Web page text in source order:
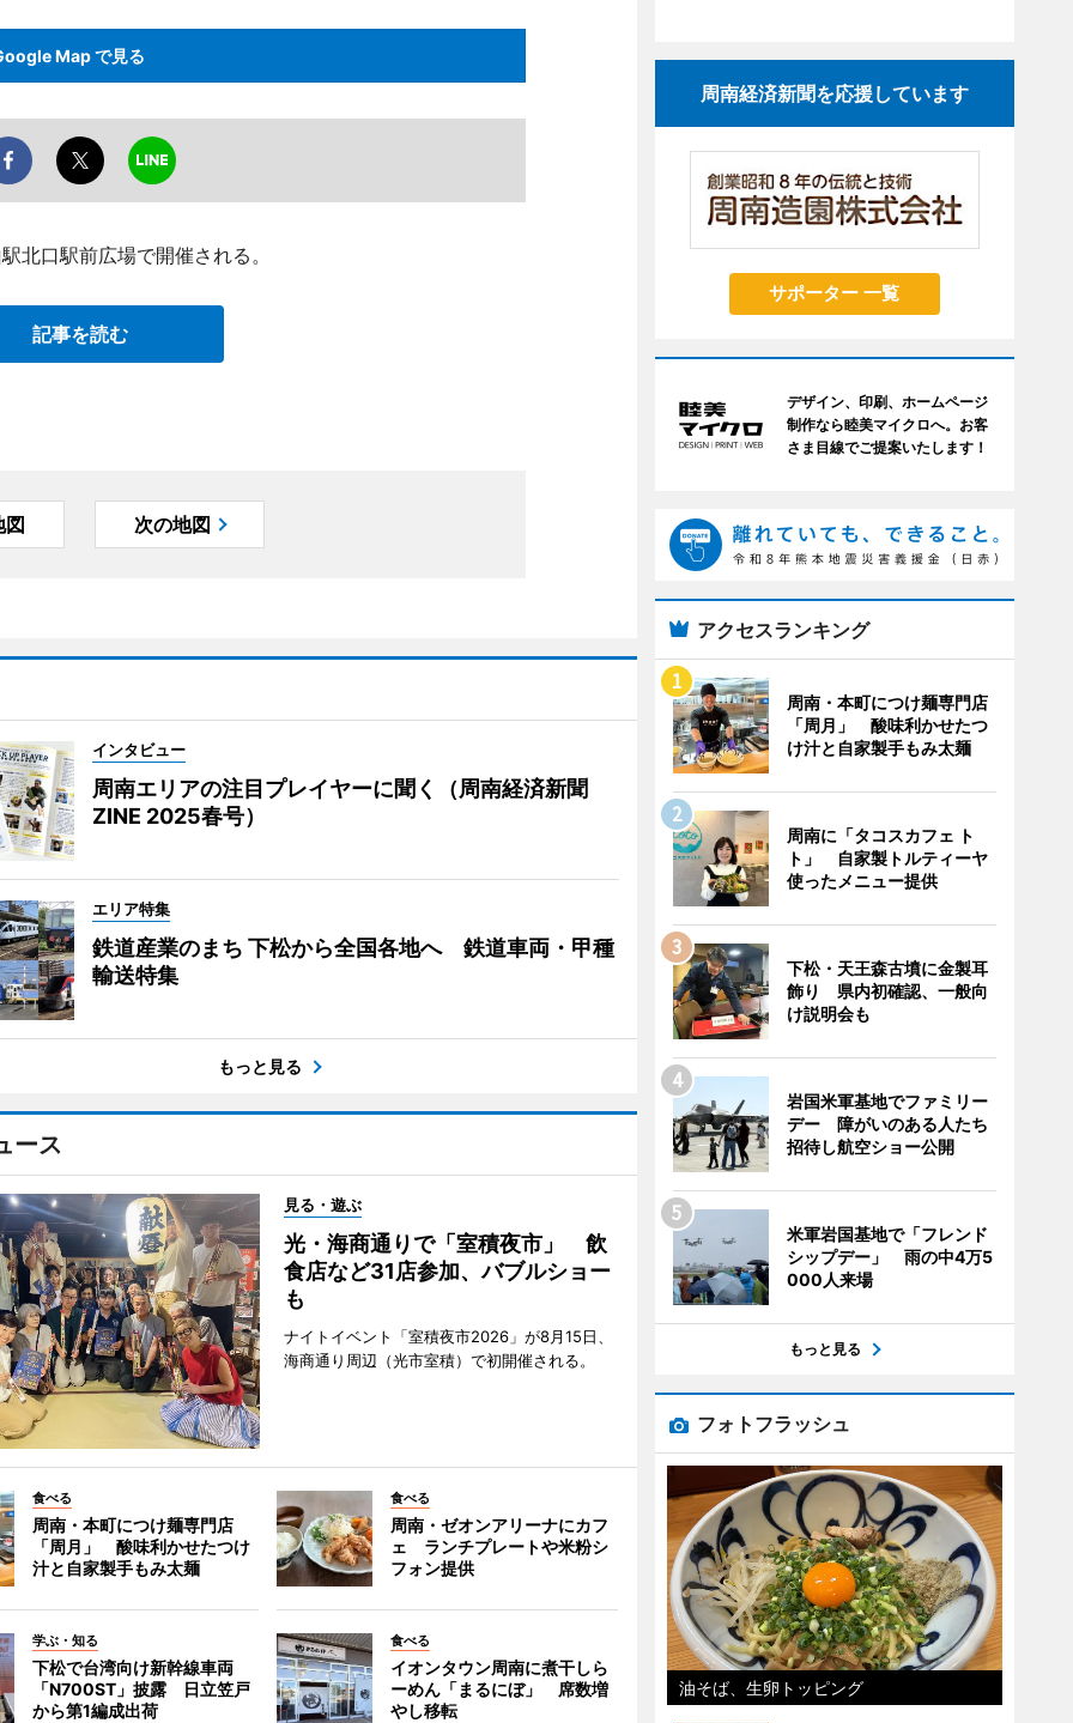
Map で見る
北口駅前広場で開催される。
記事を読む
図 次の地図
インタビュー
周南エリアの注目プレイヤーに聞く（周南経済新聞
ZINE 2025春号）
エリア特集
鉄道産業のまち 下松から全国各地へ 鉄道車両・甲種
輸送特集
もっと見る
ース
見る・遊ぶ
光・海商通りで「室積夜市」 飲
食店など31店参加、バブルショー
も
ナイトイベント「室積夜市2026」が8月15日、
海商通り周辺（光市室積）で初開催される。
食べる
周南・本町につけ麺専門店
「周月」 酸味利かせたつけ
汁と自家製手もみ太麺
食べる
周南・ゼオンアリーナにカフ
ェ ランチプレートや米粉シ
フォン提供
学ぶ・知る
下松で台湾向け新幹線車両
「N700ST」披露 日立笠戸
から第1編成出荷
食べる
イオンタウン周南に煮干しら
ーめん「まるにぼ」 席数増
やし移転
周南経済新聞を応援しています
サポーター 一覧
デザイン、印刷、ホームページ
制作なら睦美マイクロへ。お客
さま目線でご提案いたします！
アクセスランキング
周南・本町につけ麺専門店
「周月」 酸味利かせたつ
け汁と自家製手もみ太麺
周南に「タコスカフェ ト
ト」 自家製トルティーヤ
使ったメニュー提供
下松・天王森古墳に金製耳
飾り 県内初確認、一般向
け説明会も
岩国米軍基地でファミリー
デー 障がいのある人たち
招待し航空ショー公開
米軍岩国基地で「フレンド
シップデー」 雨の中4万5
000人来場
もっと見る
フォトフラッシュ
油そば、生卵トッピング